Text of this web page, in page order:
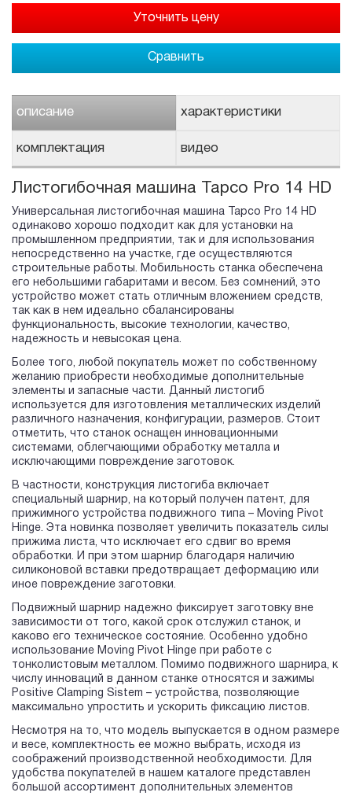
Сравнить
описание характеристики
комплектация видео
Листогибочная машина Tapco Pro 14 HD
Универсальная листогибочная машина Tapco Pro 14 HD
одинаково хорошо подходит как для установки на
промышленном предприятии, так и для использования
непосредственно на участке, где осуществляются
строительные работы. Мобильность станка обеспечена
его небольшими габаритами и весом. Без сомнений, это
устройство может стать отличным вложением средств,
так как в нем идеально сбалансированы
функциональность, высокие технологии, качество,
надежность и невысокая цена.
Более того, любой покупатель может по собственному
желанию приобрести необходимые дополнительные
элементы и запасные части. Данный листогиб
используется для изготовления металлических изделий
различного назначения, конфигурации, размеров. Стоит
отметить, что станок оснащен инновационными
системами, облегчающими обработку металла и
исключающими повреждение заготовок.
В частности, конструкция листогиба включает
специальный шарнир, на который получен патент, для
прижимного устройства подвижного типа – Moving Pivot
Hinge. Эта новинка позволяет увеличить показатель силы
прижима листа, что исключает его сдвиг во время
обработки. И при этом шарнир благодаря наличию
силиконовой вставки предотвращает деформацию или
иное повреждение заготовки.
Подвижный шарнир надежно фиксирует заготовку вне
зависимости от того, какой срок отслужил станок, и
каково его техническое состояние. Особенно удобно
использование Moving Pivot Hinge при работе с
тонколистовым металлом. Помимо подвижного шарнира, к
числу инноваций в данном станке относятся и зажимы
Positive Clamping Sistem – устройства, позволяющие
максимально упростить и ускорить фиксацию листов.
Несмотря на то, что модель выпускается в одном размере
и весе, комплектность ее можно выбрать, исходя из
соображений производственной необходимости. Для
удобства покупателей в нашем каталоге представлен
большой ассортимент дополнительных элементов